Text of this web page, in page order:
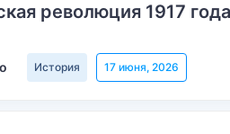
революция 1917
История 17 июня, 2026